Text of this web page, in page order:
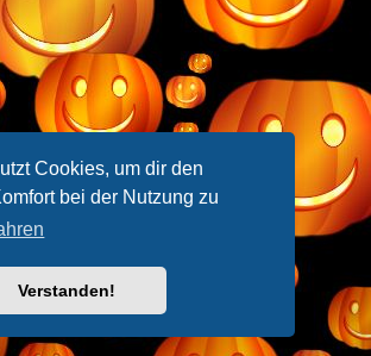
Cookies, um dir den
bei der Nutzung zu
Verstanden!